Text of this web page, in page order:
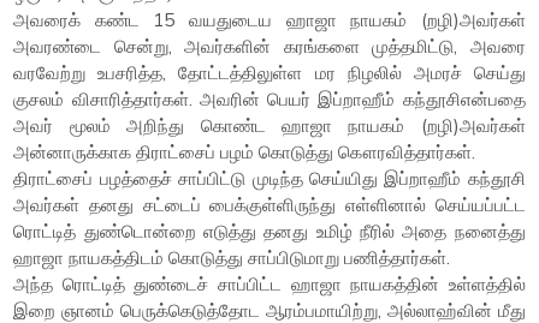
அவரைக் கண்ட 15 வயதுடைய ஹாஜா நாயகம் (றழி)அவர்கள்
அவரண்டை சென்று, அவர்களின் கரங்களை முத்தமிட்டு, அவரை
வரவேற்று உபசரித்த, தோட்டத்திலுள்ள மர நிழலில் அமரச் செய்து
குசலம் விசாரித்தார்கள். அவரின் பெயர் இப்றாஹீம் கந்தூசிஎன்பதை
அவர் மூலம் அறிந்து கொண்ட ஹாஜா நாயகம் (றழி)அவர்கள்
அன்னாருக்காக திராட்சைப் பழம் கொடுத்து கௌரவித்தார்கள்.
திராட்சைப் பழத்தைச் சாப்பிட்டு முடிந்த செய்யிது இப்றாஹீம் கந்தூசி
அவர்கள் தனது சட்டைப் பைக்குள்ளிருந்து எள்ளினால் செய்யப்பட்ட
ரொட்டித் துண்டொன்றை எடுத்து தனது உமிழ் நீரில் அதை நனைத்து
ஹாஜா நாயகத்திடம் கொடுத்து சாப்பிடுமாறு பணித்தார்கள்.
அந்த ரொட்டித் துண்டைச் சாப்பிட்ட ஹாஜா நாயகத்தின் உள்ளத்தில்
இறை ஞானம் பெருக்கெடுத்தோட ஆரம்பமாயிற்று, அல்லாஹ்வின் மீது